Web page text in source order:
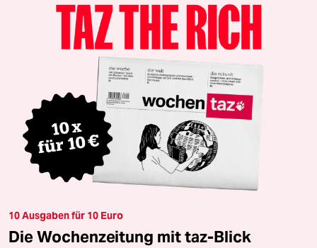
10 Ausgaben für 10 Euro
Die Wochenzeitung mit taz-Blick